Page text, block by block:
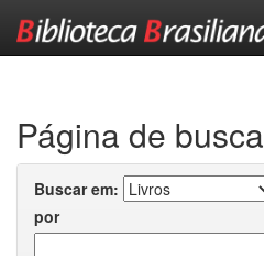
Página de busca
Buscar em:
por